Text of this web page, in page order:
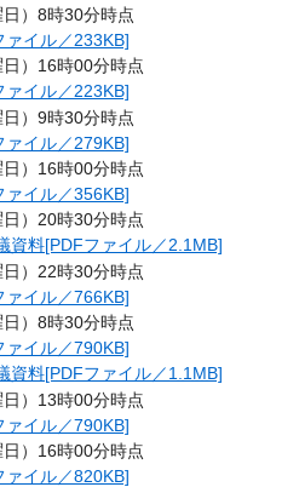
）8時30分時点
イル／233KB]
）16時00分時点
イル／223KB]
）9時30分時点
イル／279KB]
）16時00分時点
イル／356KB]
）20時30分時点
資料[PDFファイル／2.1MB]
）22時30分時点
イル／766KB]
）8時30分時点
イル／790KB]
資料[PDFファイル／1.1MB]
）13時00分時点
イル／790KB]
）16時00分時点
イル／820KB]